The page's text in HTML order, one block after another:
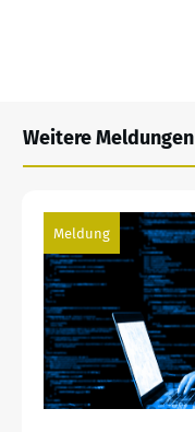
Weitere Meldungen
Meldung